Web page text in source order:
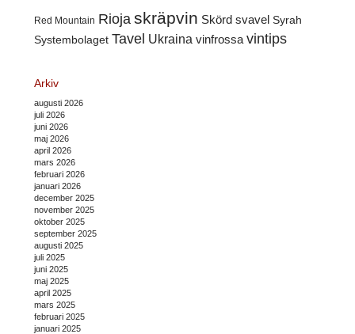
Red Mountain Rioja skräpvin Skörd svavel Syrah
Systembolaget Tavel Ukraina vinfrossa vintips
Arkiv
augusti 2026
juli 2026
juni 2026
maj 2026
april 2026
mars 2026
februari 2026
januari 2026
december 2025
november 2025
oktober 2025
september 2025
augusti 2025
juli 2025
juni 2025
maj 2025
april 2025
mars 2025
februari 2025
januari 2025